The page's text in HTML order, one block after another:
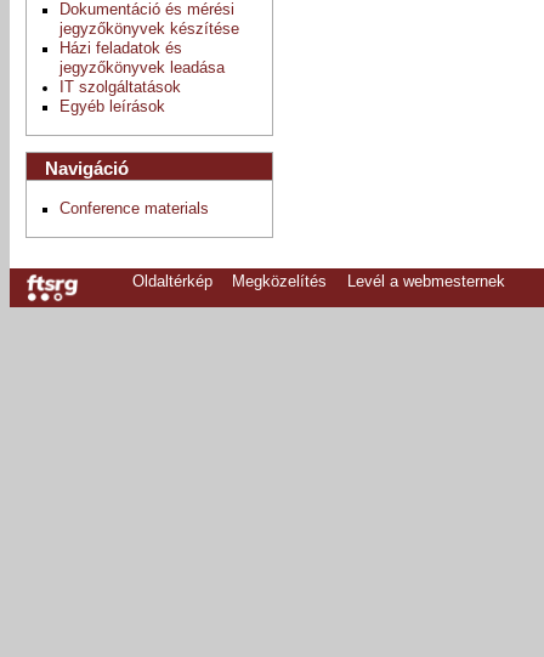
Dokumentáció és mérési
jegyzőkönyvek készítése
Házi feladatok és
jegyzőkönyvek leadása
IT szolgáltatások
Egyéb leírások
Navigáció
Conference materials
Oldaltérkép Megközelítés Levél a webmesternek